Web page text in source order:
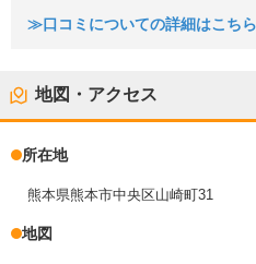
≫口コミについての詳細はこちら
地図・アクセス
所在地
熊本県熊本市中央区山崎町31
地図